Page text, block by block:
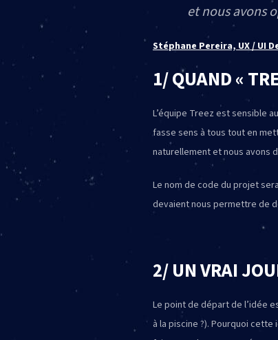
et nous avons
Stéphane Pereira, UX / UI
1/ QUAND «
L’équipe Treez est sensible
fasse sens à tous tout en
naturellement et nous avons
Le nom de code du projet
devaient nous permettre de
2/ UN VRAI
Le point de départ de l’idée
à la piscine ?). Pourquoi